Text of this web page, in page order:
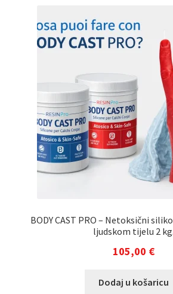
BODY CAST PRO – Netoksični
ljudskom tijelu 2 kg.
105,00 €
Dodaj u košaricu